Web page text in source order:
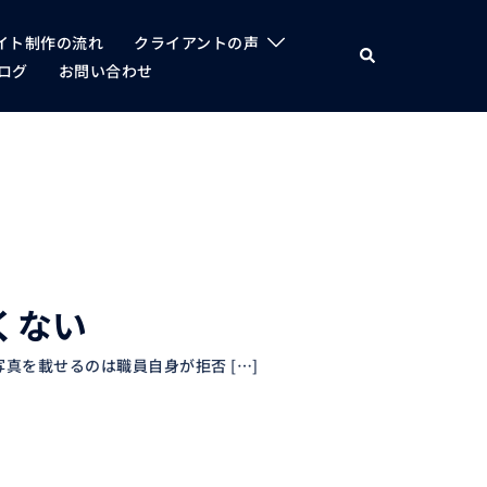
ト制作の流れ
クライアントの声
グ
お問い合わせ
検
索
ない
真を載せるのは職員自身が拒否 […]